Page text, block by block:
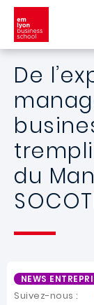
Aller au contenu
De
du
NEWS
Suivez-nous :